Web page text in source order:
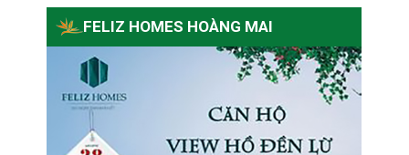
FELIZ HOMES HOÀNG MAI